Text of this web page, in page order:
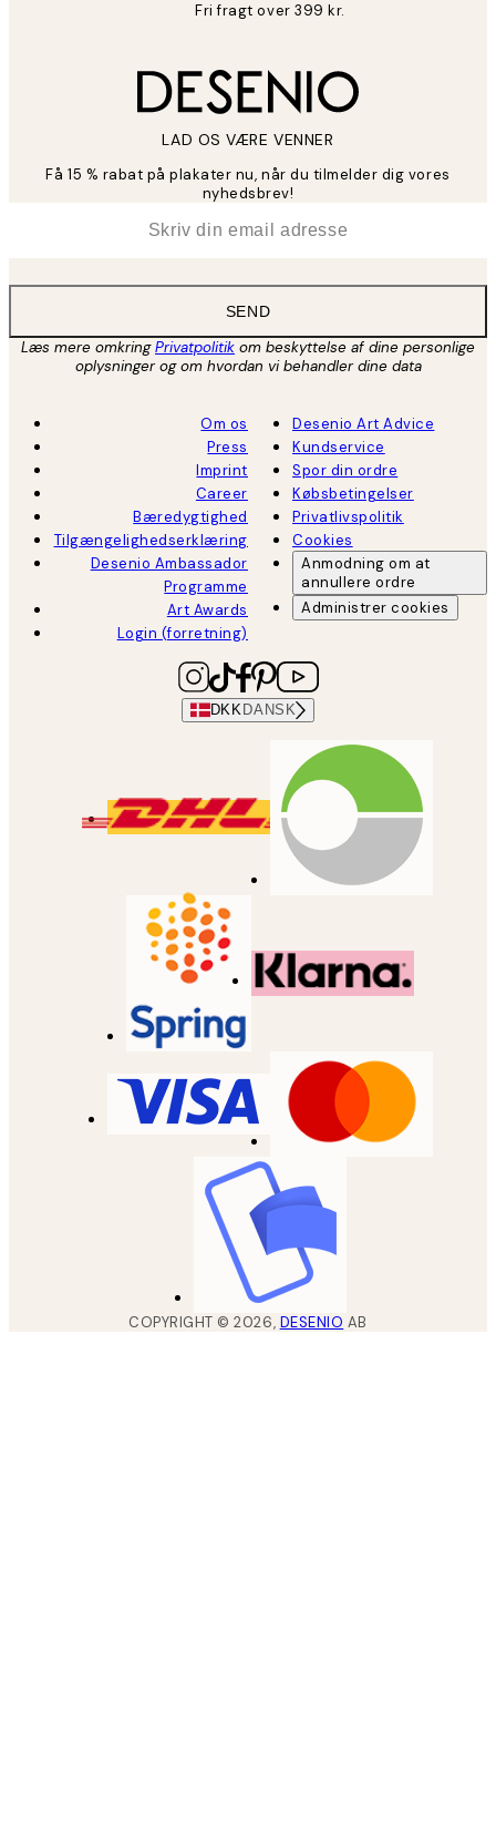
Fri fragt over 399 kr.
LAD OS VÆRE VENNER
Få 15 % rabat på plakater nu, når du tilmelder dig vores
nyhedsbrev!
SEND
Læs mere omkringPrivatpolitik om beskyttelse af dine personlige
oplysninger og om hvordan vi behandler dine data
Om os
Press
Imprint
Career
Bæredygtighed
Tilgængelighedserklæring
Desenio Ambassador
Programme
Art Awards
Login (forretning)
Desenio Art Advice
Kundservice
Spor din ordre
Købsbetingelser
Privatlivspolitik
Cookies
Anmodning om at
annullere ordre
Administrer cookies
DKK DANSK
COPYRIGHT ©2026, DESENIO AB